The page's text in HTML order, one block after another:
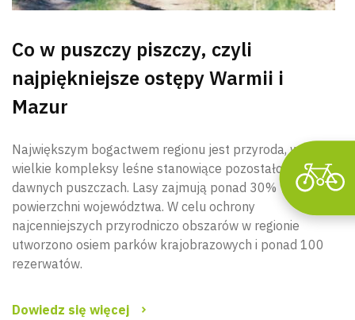
Co w puszczy piszczy, czyli
najpiękniejsze ostępy Warmii i
Mazur
Największym bogactwem regionu jest przyroda, w tym
wielkie kompleksy leśne stanowiące pozostałości po
dawnych puszczach. Lasy zajmują ponad 30%
powierzchni województwa. W celu ochrony
najcenniejszych przyrodniczo obszarów w regionie
utworzono osiem parków krajobrazowych i ponad 100
rezerwatów.
Dowiedz się więcej